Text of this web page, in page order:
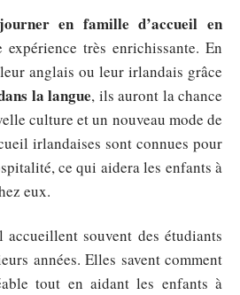
en famille d’accueil en
expérience très enrichissante. En
anglais ou leur irlandais grâce
la langue, ils auront la chance
culture et un nouveau mode de
irlandaises sont connues pour
ce qui aidera les enfants à
eux.
accueillent souvent des étudiants
années. Elles savent comment
tout en aidant les enfants à